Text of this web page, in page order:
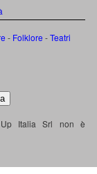
- Folklore -Teatri
Italia Srl non è